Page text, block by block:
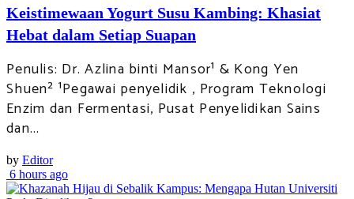
Keistimewaan Yogurt Susu Kambing: Khasiat
Hebat dalam Setiap Suapan
Penulis: Dr. Azlina binti Mansor¹ & Kong Yen
Shuen² ¹Pegawai penyelidik , Program Teknologi
Enzim dan Fermentasi, Pusat Penyelidikan Sains
dan...
by Editor
6 hours ago